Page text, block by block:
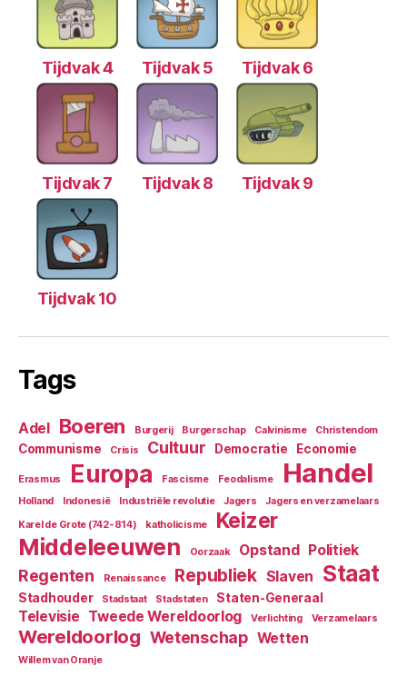
Tijdvak 4 Tijdvak 5 Tijdvak 6
Tijdvak 7 Tijdvak 8 Tijdvak 9
Tijdvak 10
Tags
Adel Boeren Burgerij Burgerschap Calvinisme Christendom
Communisme Crisis Cultuur Democratie Economie
Erasmus Europa Fascisme Feodalisme Handel
Holland Indonesië Industriële revolutie Jagers
Jagers en verzamelaars
Karel de Grote (742-814)
katholicisme Keizer
Middeleeuwen Oorzaak Opstand Politiek
Regenten Renaissance Republiek Slaven Staat
Stadhouder Stadstaat Stadstaten Staten-Generaal
Televisie Tweede Wereldoorlog Verlichting Verzamelaars
Wereldoorlog Wetenschap Wetten
Willem van Oranje